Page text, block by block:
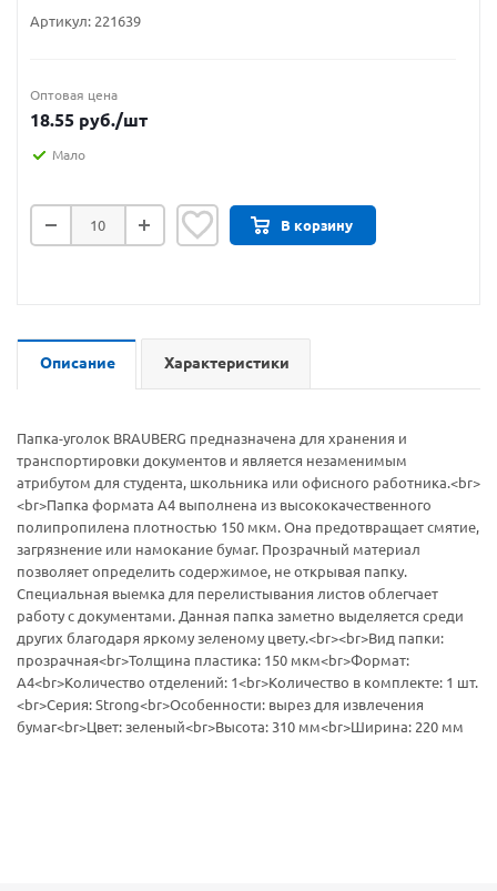
Артикул: 221639
Оптовая цена
18.55 руб./шт
Мало
В корзину
Описание Характеристики
Папка-уголок BRAUBERG предназначена для хранения и
транспортировки документов и является незаменимым
атрибутом для студента, школьника или офисного работника.<br>
<br>Папка формата А4 выполнена из высококачественного
полипропилена плотностью 150 мкм. Она предотвращает смятие,
загрязнение или намокание бумаг. Прозрачный материал
позволяет определить содержимое, не открывая папку.
Специальная выемка для перелистывания листов облегчает
работу с документами. Данная папка заметно выделяется среди
других благодаря яркому зеленому цвету.<br><br>Вид папки:
прозрачная<br>Толщина пластика: 150 мкм<br>Формат:
А4<br>Количество отделений: 1<br>Количество в комплекте: 1 шт.
<br>Серия: Strong<br>Особенности: вырез для извлечения
бумаг<br>Цвет: зеленый<br>Высота: 310 мм<br>Ширина: 220 мм